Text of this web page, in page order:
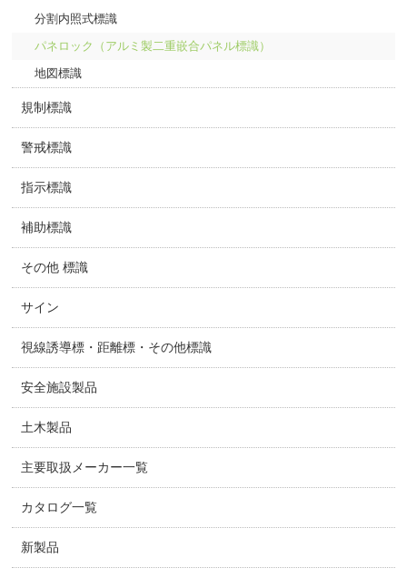
分割内照式標識
パネロック（アルミ製二重嵌合パネル標識）
地図標識
規制標識
警戒標識
指示標識
補助標識
その他 標識
サイン
視線誘導標・距離標・その他標識
安全施設製品
土木製品
主要取扱メーカー一覧
カタログ一覧
新製品